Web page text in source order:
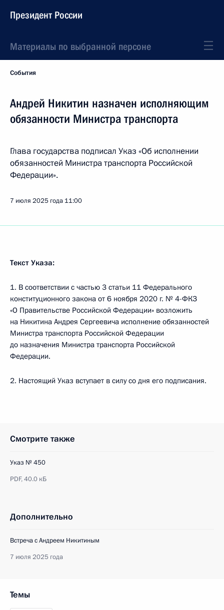
Президент России
Материалы по выбранной персоне
События
Андрей Никитин назначен исполняющим
обязанности Министра транспорта
Глава государства подписал Указ «Об исполнении
обязанностей Министра транспорта Российской
Федерации».
7 июля 2025 года 11:00
Текст Указа:
1. В соответствии с частью 3 статьи 11 Федерального
конституционного закона от 6 ноября 2020 г. № 4-ФКЗ
«О Правительстве Российской Федерации» возложить
на Никитина Андрея Сергеевича исполнение обязанностей
Министра транспорта Российской Федерации
до назначения Министра транспорта Российской
Федерации.
2. Настоящий Указ вступает в силу со дня его подписания.
Смотрите также
Указ № 450
PDF,40.0 кБ
Дополнительно
Встреча с Андреем Никитиным
7 июля 2025 года
Темы